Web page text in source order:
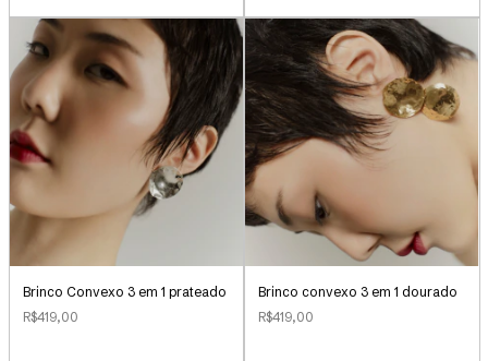
Brinco Convexo 3 em 1 prateado
R$419,00
Brinco convexo 3 em 1 dourado
R$419,00